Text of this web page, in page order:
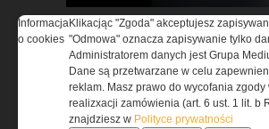
Informacja
o cookies
Klikacjąc "Zgoda" akceptujesz
"Odmowa" oznacza zapisywanie tylko
Administratorem danych jest Grupa
Dane są przetwarzane w celu
reklam. Masz prawo do wycofania
realizxacji zamówienia (art. 6 ust. 1 lit. b
znajdziesz w Polityce prywatności